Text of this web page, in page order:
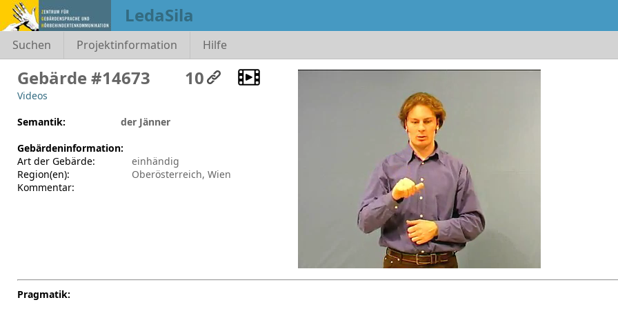
LedaSila
Suchen Projektinformation Hilfe
Gebärde #14673
Videos
10
Semantik:
der Jänner
Gebärdeninformation:
Art der Gebärde:
einhändig
Region(en):
Oberösterreich, Wien
Kommentar:
Pragmatik: